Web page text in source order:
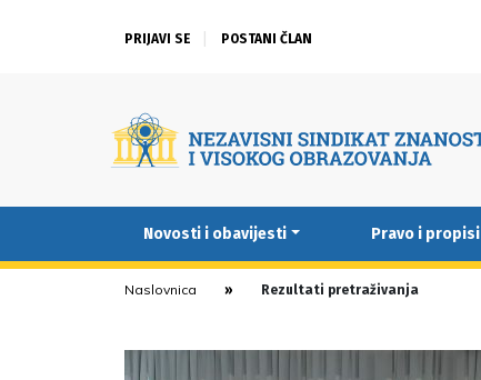
PRIJAVI SE POSTANI ČLAN
Novosti i obavijesti Pravo i propisi
Naslovnica Rezultati pretraživanja